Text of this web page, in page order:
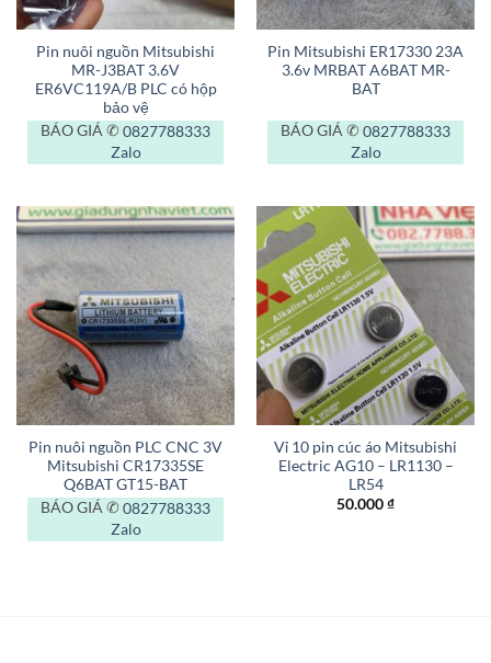
Pin nuôi nguồn Mitsubishi
MR-J3BAT 3.6V
ER6VC119A/B PLC có hộp
bảo vệ
BÁO GIÁ ✆ 0827788333
Zalo
Pin Mitsubishi ER17330 23A
3.6v MRBAT A6BAT MR-
BAT
BÁO GIÁ ✆ 0827788333
Zalo
Pin nuôi nguồn PLC CNC 3V
Mitsubishi CR17335SE
Q6BAT GT15-BAT
BÁO GIÁ ✆ 0827788333
Zalo
Vỉ 10 pin cúc áo Mitsubishi
Electric AG10 – LR1130 –
LR54
50.000₫